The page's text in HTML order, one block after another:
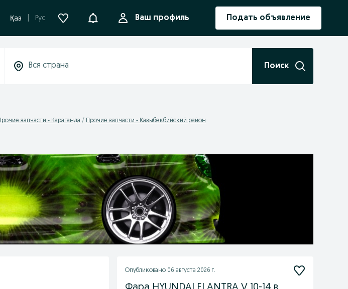
Қаз Рус УведомленияВаш профиль Подать объявление
Поиск
Прочие запчасти - Караганда Прочие запчасти - Казыбекбийский район
Опубликовано 06 августа 2026 г.